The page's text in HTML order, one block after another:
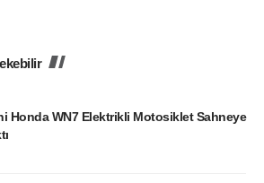
Honda WN7 Elektrikli Motosiklet Sahneye